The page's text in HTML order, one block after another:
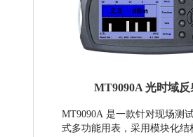
MT9090A 光时域反
MT9090A 是一款针对现场测
式多功能用表，采用模块化结